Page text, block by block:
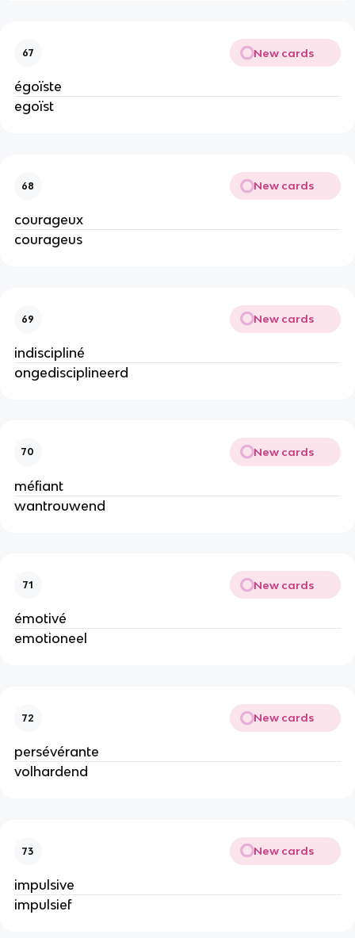
67 New cards
égoïste
egoïst
68 New cards
courageux
courageus
69 New cards
indiscipliné
ongedisciplineerd
70 New cards
méfiant
wantrouwend
71 New cards
émotivé
emotioneel
72 New cards
persévérante
volhardend
73 New cards
impulsive
impulsief